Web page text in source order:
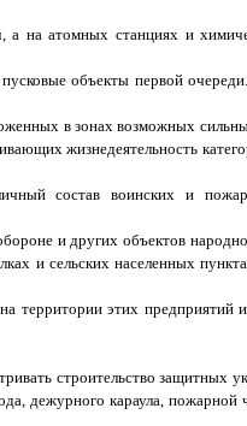
на атомных станциях и
объекты первой
в зонах возможных
жизнедеятельность
состав воинских и
и других объектов
и сельских населенных
этих предприятий
строительство защитных
дежурного караула, пожарной